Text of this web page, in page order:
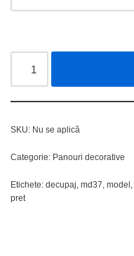
SKU: Nu se aplică
Categorie: Panouri decorative
Etichete: decupaj, md37, model ,
pret